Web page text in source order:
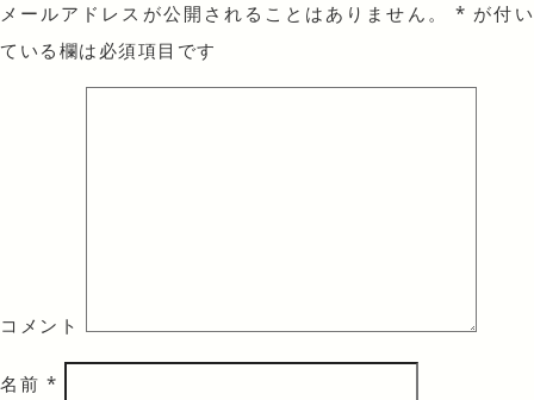
メールアドレスが公開されることはありません。 * が付い
ている欄は必須項目です
コメント
名前 *